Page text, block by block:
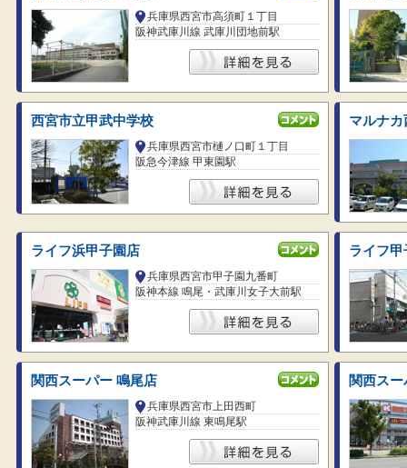
兵庫県西宮市高須町１丁目
阪神武庫川線 武庫川団地前駅
西宮市立甲武中学校
兵庫県西宮市樋ノ口町１丁目
阪急今津線 甲東園駅
マルナカ
ライフ浜甲子園店
兵庫県西宮市甲子園九番町
阪神本線 鳴尾・武庫川女子大前駅
ライフ甲
関西スーパー 鳴尾店
兵庫県西宮市上田西町
阪神武庫川線 東鳴尾駅
関西ス